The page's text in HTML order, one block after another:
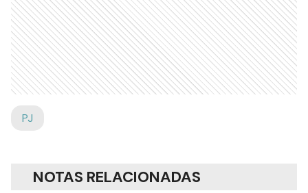
PJ
NOTAS RELACIONADAS